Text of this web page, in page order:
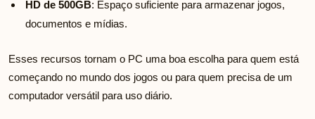
HD de 500GB: Espaço suficiente para armazenar jogos,
documentos e mídias.
Esses recursos tornam o PC uma boa escolha para quem está
começando no mundo dos jogos ou para quem precisa de um
computador versátil para uso diário.